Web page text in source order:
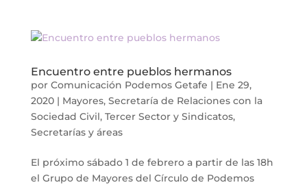
Encuentro entre pueblos hermanos
por Comunicación Podemos Getafe | Ene 29,
2020| Mayores, Secretaría de Relaciones con la
Sociedad Civil, Tercer Sector y Sindicatos,
Secretarías y áreas
El próximo sábado 1 de febrero a partir de las 18h
el Grupo de Mayores del Círculo de Podemos